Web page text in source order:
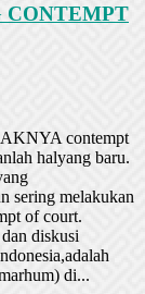
CONTEMPT
contempt
halyang baru.
sering melakukan
of court.
diskusi
di...